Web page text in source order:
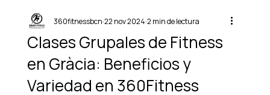
Clases Grupales de Fitness
en Gràcia: Beneficios y
Variedad en 360Fitness
360fitnessbcn 22 nov 2024 2 min de lectura